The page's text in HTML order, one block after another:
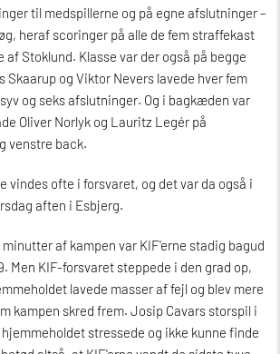
til medspillerne og på egne afslutninger –
heraf scoringer på alle de fem straffekast
af Stoklund. Klasse var der også på begge
Skaarup og Viktor Nevers lavede hver fem
og seks afslutninger. Og i bagkæden var
Oliver Norlyk og Lauritz Legér på
venstre back.
vindes ofte i forsvaret, og det var da også i
aften i Esbjerg.
minutter af kampen var KIF'erne stadig bagud
Men KIF-forsvaret steppede i den grad op,
lavede masser af fejl og blev mere
kampen skred frem. Josip Cavars storspil i
stressede og ikke kunne finde